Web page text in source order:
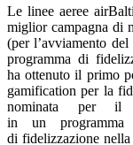
Le linee aeree
miglior campagna di
(per l’avviamento
programma di
ha ottenuto il primo
gamification per la
nominata per il
in un
di fidelizzazione nella